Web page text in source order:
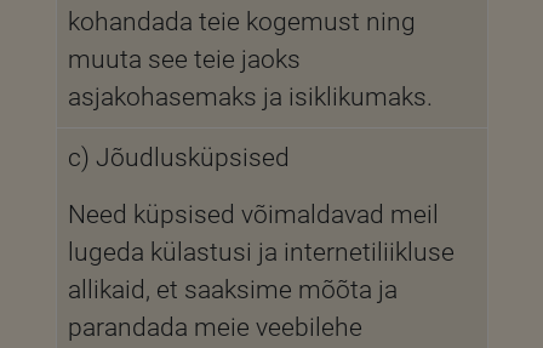
kohandada teie kogemust ning
muuta see teie jaoks
asjakohasemaks ja isiklikumaks.
c) Jõudlusküpsised
Need küpsised võimaldavad meil
lugeda külastusi ja internetiliikluse
allikaid, et saaksime mõõta ja
parandada meie veebilehe